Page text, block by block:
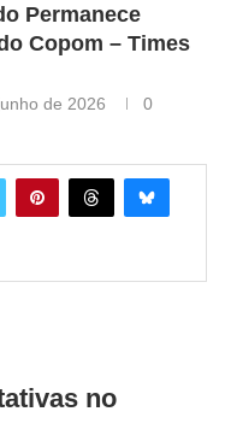
Permanece
Copom – Times
de 2026
0
no